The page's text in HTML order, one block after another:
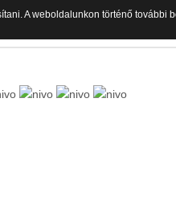
A weboldalunkon történő további